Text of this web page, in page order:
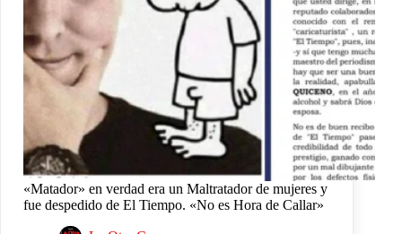
«Matador» en verdad era un Maltratador de mujeres y
fue despedido de El Tiempo. «No es Hora de Callar»